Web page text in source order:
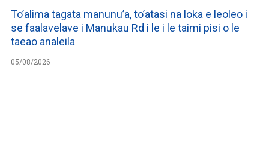
To’alima tagata manunu’a, to’atasi na loka e leoleo i
se faalavelave i Manukau Rd i le i le taimi pisi o le
taeao analeila
05/08/2026